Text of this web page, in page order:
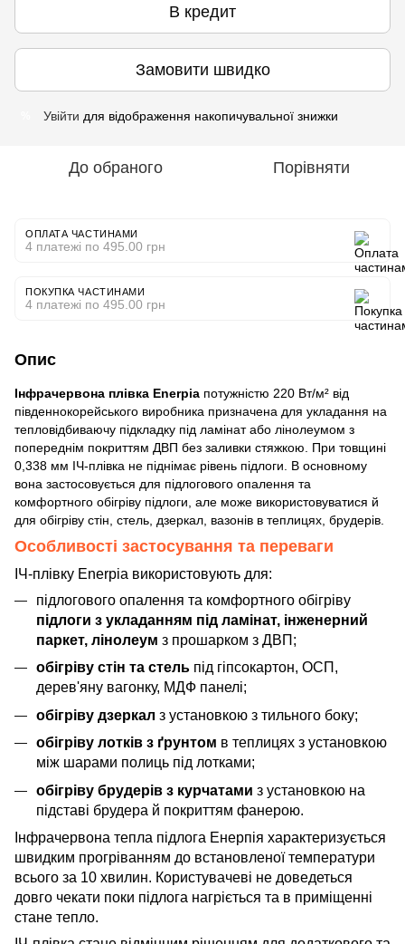
В кредит
Замовити швидко
Увійти для відображення накопичувальної знижки
До обраного Порівняти
ОПЛАТА ЧАСТИНАМИ
4 платежі по 495.00 грн
ПОКУПКА ЧАСТИНАМИ
4 платежі по 495.00 грн
Опис
Інфрачервона плівка Enerpia потужністю 220 Вт/м² від
південнокорейського виробника призначена для укладання на
тепловідбиваючу підкладку під ламінат або лінолеумом з
попереднім покриттям ДВП без заливки стяжкою. При товщині
0,338 мм ІЧ-плівка не піднімає рівень підлоги. В основному
вона застосовується для підлогового опалення та
комфортного обігріву підлоги, але може використовуватися й
для обігріву стін, стель, дзеркал, вазонів в теплицях, брудерів.
Особливості застосування та переваги
ІЧ-плівку Enerpia використовують для:
підлогового опалення та комфортного обігріву
підлоги з укладанням під ламінат, інженерний
паркет, лінолеум з прошарком з ДВП;
обігріву стін та стель під гіпсокартон, ОСП,
дерев'яну вагонку, МДФ панелі;
обігріву дзеркал з установкою з тильного боку;
обігріву лотків з ґрунтом в теплицях з установкою
між шарами полиць під лотками;
обігріву брудерів з курчатами з установкою на
підставі брудера й покриттям фанерою.
Інфрачервона тепла підлога Енерпія характеризується
швидким прогріванням до встановленої температури
всього за 10 хвилин. Користувачеві не доведеться
довго чекати поки підлога нагріється та в приміщенні
стане тепло.